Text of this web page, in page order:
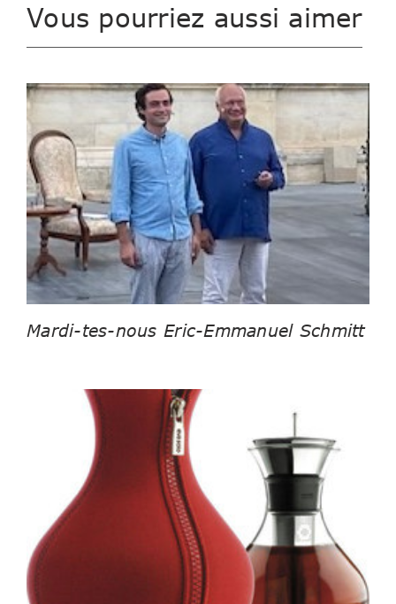
Vous pourriez aussi aimer
Mardi-tes-nous Eric-Emmanuel Schmitt